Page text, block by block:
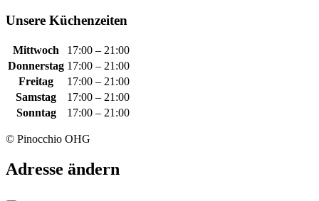
Unsere Küchenzeiten
Mittwoch
17:00 – 21:00
Donnerstag 17:00 – 21:00
Freitag
17:00 – 21:00
Samstag
17:00 – 21:00
Sonntag
17:00 – 21:00
© Pinocchio OHG
Adresse ändern